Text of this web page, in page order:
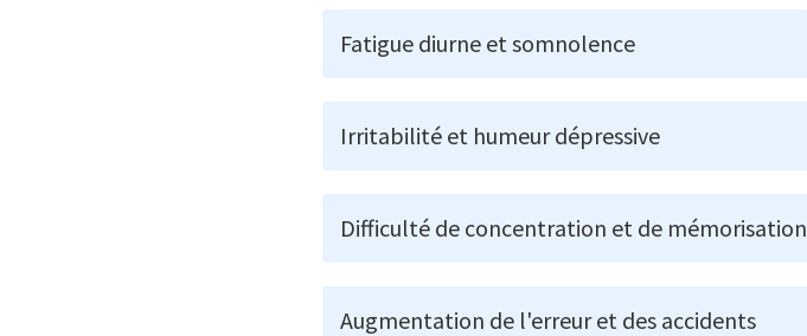
Fatigue diurne et somnolence
Irritabilité et humeur dépressive
Difficulté de concentration et de mémorisation
Augmentation de l'erreur et des accidents